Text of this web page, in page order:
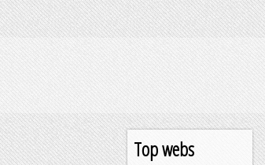
Top webs